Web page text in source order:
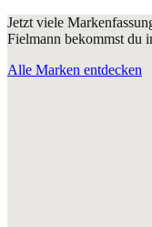
Jetzt viele
Fielmann bekommst du
Alle Marken entdecken